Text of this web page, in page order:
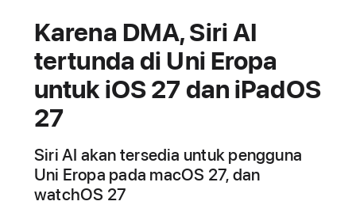
Karena DMA, Siri AI
tertunda di Uni Eropa
untuk iOS 27 dan iPadOS
27
Siri AI akan tersedia untuk pengguna
Uni Eropa pada macOS 27, dan
watchOS 27